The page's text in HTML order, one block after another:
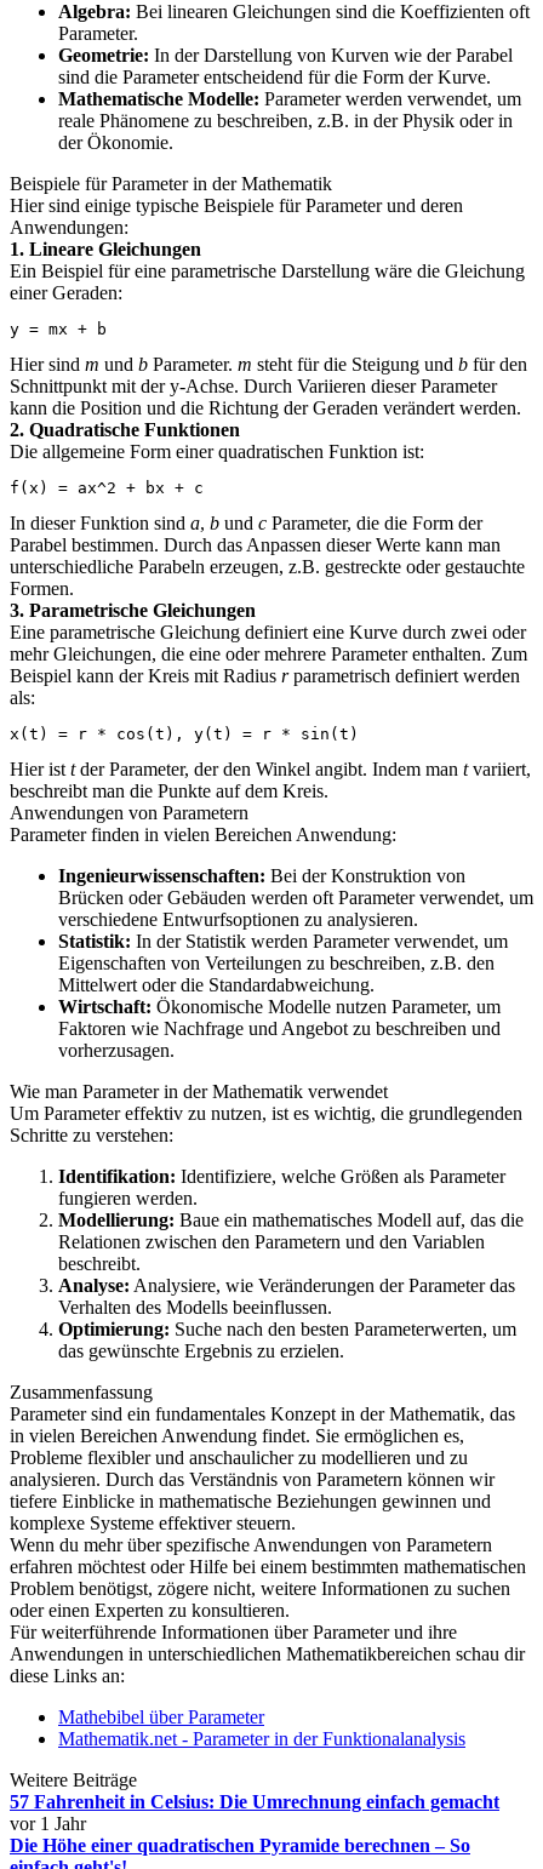
Algebra: Bei linearen Gleichungen sind die Koeffizienten oft
Parameter.
Geometrie: In der Darstellung von Kurven wie der Parabel
sind die Parameter entscheidend für die Form der Kurve.
Mathematische Modelle: Parameter werden verwendet, um
reale Phänomene zu beschreiben, z.B. in der Physik oder in
der Ökonomie.
Beispiele für Parameter in der Mathematik
Hier sind einige typische Beispiele für Parameter und deren
Anwendungen:
1. Lineare Gleichungen
Ein Beispiel für eine parametrische Darstellung wäre die Gleichung
einer Geraden:
y = mx + b
Hier sind m und b Parameter. m steht für die Steigung und b für den
Schnittpunkt mit der y-Achse. Durch Variieren dieser Parameter
kann die Position und die Richtung der Geraden verändert werden.
2. Quadratische Funktionen
Die allgemeine Form einer quadratischen Funktion ist:
f(x) = ax^2 + bx + c
In dieser Funktion sind a, b und c Parameter, die die Form der
Parabel bestimmen. Durch das Anpassen dieser Werte kann man
unterschiedliche Parabeln erzeugen, z.B. gestreckte oder gestauchte
Formen.
3. Parametrische Gleichungen
Eine parametrische Gleichung definiert eine Kurve durch zwei oder
mehr Gleichungen, die eine oder mehrere Parameter enthalten. Zum
Beispiel kann der Kreis mit Radius rparametrisch definiert werden
als:
x(t) = r * cos(t), y(t) = r * sin(t)
Hier ist tder Parameter, der den Winkel angibt. Indem man tvariiert,
beschreibt man die Punkte auf dem Kreis.
Anwendungen von Parametern
Parameter finden in vielen Bereichen Anwendung:
Ingenieurwissenschaften: Bei der Konstruktion von
Brücken oder Gebäuden werden oft Parameter verwendet, um
verschiedene Entwurfsoptionen zu analysieren.
Statistik: In der Statistik werden Parameter verwendet, um
Eigenschaften von Verteilungen zu beschreiben, z.B. den
Mittelwert oder die Standardabweichung.
Wirtschaft: Ökonomische Modelle nutzen Parameter, um
Faktoren wie Nachfrage und Angebot zu beschreiben und
vorherzusagen.
Wie man Parameter in der Mathematik verwendet
Um Parameter effektiv zu nutzen, ist es wichtig, die grundlegenden
Schritte zu verstehen:
Identifikation: Identifiziere, welche Größen als Parameter
fungieren werden.
Modellierung: Baue ein mathematisches Modell auf, das die
Relationen zwischen den Parametern und den Variablen
beschreibt.
Analyse: Analysiere, wie Veränderungen der Parameter das
Verhalten des Modells beeinflussen.
Optimierung: Suche nach den besten Parameterwerten, um
das gewünschte Ergebnis zu erzielen.
Zusammenfassung
Parameter sind ein fundamentales Konzept in der Mathematik, das
in vielen Bereichen Anwendung findet. Sie ermöglichen es,
Probleme flexibler und anschaulicher zu modellieren und zu
analysieren. Durch das Verständnis von Parametern können wir
tiefere Einblicke in mathematische Beziehungen gewinnen und
komplexe Systeme effektiver steuern.
Wenn du mehr über spezifische Anwendungen von Parametern
erfahren möchtest oder Hilfe bei einem bestimmten mathematischen
Problem benötigst, zögere nicht, weitere Informationen zu suchen
oder einen Experten zu konsultieren.
Für weiterführende Informationen über Parameter und ihre
Anwendungen in unterschiedlichen Mathematikbereichen schau dir
diese Links an:
Mathebibel über Parameter
Mathematik.net - Parameter in der Funktionalanalysis
Weitere Beiträge
57 Fahrenheit in Celsius: Die Umrechnung einfach gemacht
vor 1 Jahr
Die Höhe einer quadratischen Pyramide berechnen – So